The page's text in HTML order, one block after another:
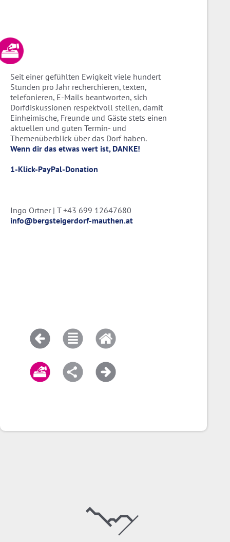
Seit einer gefühlten Ewigkeit viele hundert
Stunden pro Jahr recherchieren, texten,
telefonieren, E-Mails beantworten, sich
Dorfdiskussionen respektvoll stellen, damit
Einheimische, Freunde und Gäste stets einen
aktuellen und guten Termin- und
Themenüberblick über das Dorf haben.
Wenn dir das etwas wert ist, DANKE!
1-Klick-PayPal-Donation
Ingo Ortner | T +43 699 12647680
info@bergsteigerdorf-mauthen.at